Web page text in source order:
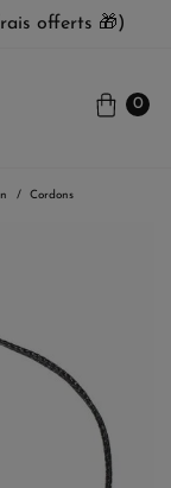
offerts 🎁)
0
Cordons